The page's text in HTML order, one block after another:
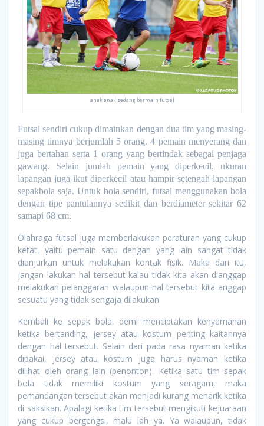
anak anak sedang bermain futsal
Futsal sendiri cukup dimainkan dengan dua tim yang masing-
masing timnya berjumlah 5 orang. 4 pemain menyerang dan
juga bertahan serta 1 orang yang bertindak sebagai penjaga
gawang. Selain jumlah pemain yang diperkecil, ukuran
lapangan juga ikut diperkecil atau hampir setengah lapangan
sepakbola saja. Untuk bola sendiri, futsal menggunakan bola
dengan tipe pantulannya sedikit dan berdiameter sekitar 62
samapi 68 cm.
Olahraga futsal juga memberlakukan peraturan yang cukup
ketat, yaitu pemain satu dengan yang lain sangat tidak
dianjurkan untuk melakukan kontak fisik. Maka dari itu,
jangan lakukan hal tersebut kalau tidak kita akan dianggap
melakukan pelanggaran walaupun hal tersebut kita anggap
sesuatu yang tidak sengaja dilakukan.
Kembali ke sepak bola, demi menciptakan kenyamanan
ketika bertanding, jersey atau kostum penting kaitannya
dengan hal tersebut. Selain dari pada rasa nyaman ketika
dipakai, jersey atau kostum juga harus nyaman ketika
dilihat oleh orang lain (penonton). Ketika satu tim sepak
bola tidak memiliki kostum yang seragam, maka
pemandangan tersebut akan menjadi kurang menarik ketika
di saksikan. Apalagi ketika tim tersebut mengikuti kejuaraan
yang cukup bergengsi, malu lah ya. Ya walaupun, tidak